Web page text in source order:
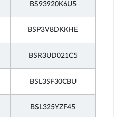
BS93920K6U5
BSP3V8DKKHE
BSR3UD021C5
BSL3SF30CBU
BSL325YZF45